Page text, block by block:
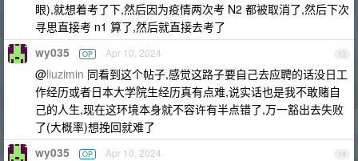
眼),就想着考了下,然后因为疫情两次考 N2 都被取消了,然后下次
寻思直接考 n1 算了,然后就直接去考了
13
wy035 OP Apr 10, 2024
@liuzimin 同看到这个帖子,感觉这路子要自己去应聘的话没日工
作经历或者日本大学院生经历真有点难,说实话也是我不敢赌自
己的人生,现在这环境本身就不容许有半点错了,万一豁出去失败
了(大概率)想挽回就难了
14
wy035 OP Apr 10, 2024